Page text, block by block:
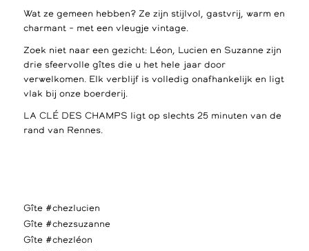
Wat ze gemeen hebben? Ze zijn stijlvol, gastvrij, warm en
charmant – met een vleugje vintage.
Zoek niet naar een gezicht: Léon, Lucien en Suzanne zijn
drie sfeervolle gîtes die u het hele jaar door
verwelkomen. Elk verblijf is volledig onafhankelijk en ligt
vlak bij onze boerderij.
LA CLÉ DES CHAMPS ligt op slechts 25 minuten van de
rand van Rennes.
Gîte #chezlucien
Gîte #chezsuzanne
Gîte #chezléon